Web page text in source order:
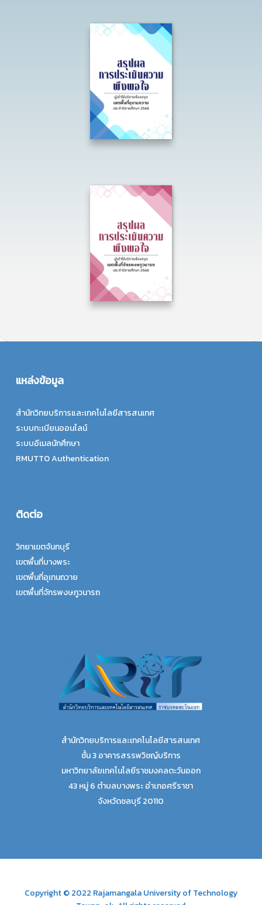
แหล่งข้อมูล
สำนักวิทยบริการและเทคโนโลยีสารสนเทศ
ระบบทะเบียนออนไลน์
ระบบอีเมลนักศึกษา
RMUTTO Authentication
ติดต่อ
วิทยาเขตจันทบุรี
เขตพื้นที่บางพระ
เขตพื้นที่อุเทนถวาย
เขตพื้นที่จักรพงษภูวนารถ
สำนักวิทยบริการและเทคโนโลยีสารสนเทศ
ชั้น 3 อาคารสรรพวิชญ์บริการ
มหาวิทยาลัยเทคโนโลยีราชมงคลตะวันออก
43 หมู่ 6 ตำบลบางพระ อำเภอศรีราชา
จังหวัดชลบุรี 20110
Copyright © 2022 Rajamangala University of Technology